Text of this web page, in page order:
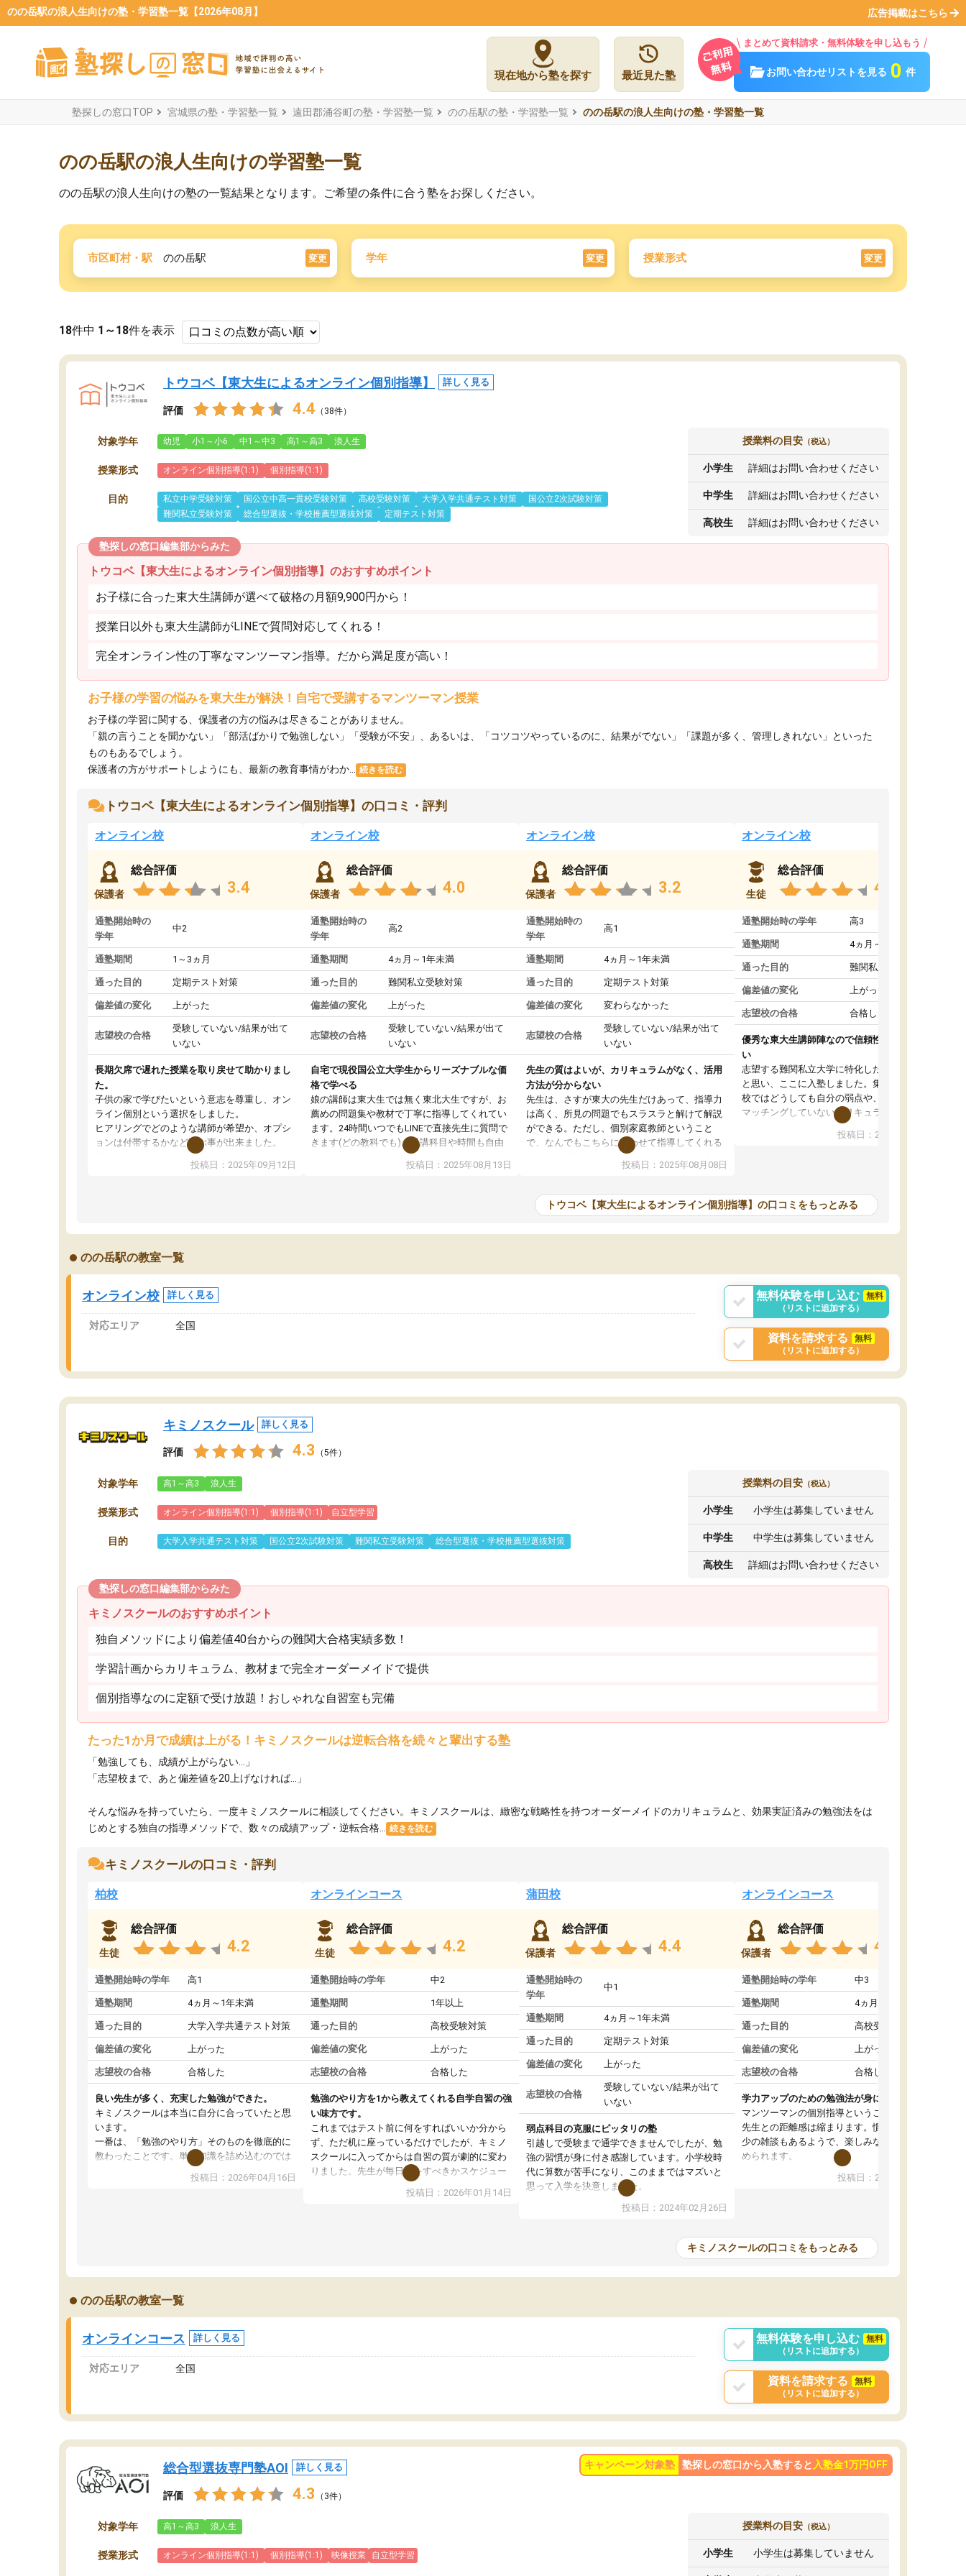
のの岳駅の浪人生向けの塾・学習塾一覧【2026年08月】 広告掲載はこちら
現在地から塾を探す 最近見た塾
まとめて資料請求・無料体験を申し込もう
お問い合わせリストを見る 0 件
塾探しの窓口TOP 宮城県の塾・学習塾一覧 遠田郡涌谷町の塾・学習塾一覧 のの岳駅の塾・学習塾一覧 のの岳駅の浪人生向けの塾・学習塾一覧
のの岳駅の浪人生向けの学習塾一覧
のの岳駅の浪人生向けの塾の一覧結果となります。ご希望の条件に合う塾をお探しください。
市区町村・駅 のの岳駅 変更 学年 変更 授業形式 変更
18件中 1～18件を表示
トウコベ【東大生によるオンライン個別指導】 詳しく見る
評価 4.4 （38件）
対象学年 幼児 小1～小6 中1～中3 高1～高3 浪人生
授業形式 オンライン個別指導(1:1) 個別指導(1:1)
目的 私立中学受験対策 国公立中高一貫校受験対策 高校受験対策 大学入学共通テスト対策
国公立2次試験対策
難関私立受験対策
総合型選抜・学校推薦型選抜対策 定期テスト対策
授業料の目安 （税込）
小学生 詳細はお問い合わせください
中学生 詳細はお問い合わせください
高校生 詳細はお問い合わせください
塾探しの窓口編集部からみた
トウコベ【東大生によるオンライン個別指導】のおすすめポイント
お子様に合った東大生講師が選べて破格の月額9,900円から！
授業日以外も東大生講師がLINEで質問対応してくれる！
完全オンライン性の丁寧なマンツーマン指導。だから満足度が高い！
お子様の学習の悩みを東大生が解決！自宅で受講するマンツーマン授業
お子様の学習に関する、保護者の方の悩みは尽きることがありません。
「親の言うことを聞かない」「部活ばかりで勉強しない」「受験が不安」、あるいは、「コツコツやっているのに、結果がでない」「課題が多く、管理しきれない」といった
ものもあるでしょう。
保護者の方がサポートしようにも、最新の教育事情がわか...
続きを読む
トウコベ【東大生によるオンライン個別指導】の口コミ・評判
オンライン校
保護者
総合評価
3.4
通塾開始時の
学年
中2
通塾期間 1～3ヵ月
通った目的 定期テスト対策
偏差値の変化 上がった
志望校の合格
受験していない/結果が出て
いない
長期欠席で遅れた授業を取り戻せて助かりまし
た。
子供の家で学びたいという意志を尊重し、オン
ライン個別という選択をしました。
ヒアリングでどのような講師が希望か、オプシ
ョンは付帯するかなど選ぶ事が出来ました。
講師とのマッチング後講師との初回ミーティン
グを行い、その講師で良いか他の講師を希望す
オンラインツールを使用した単語帳の共有があ
り宿題もそちらで出される形でした。
2ヶ月で担当講師の方がお辞めになると言う事で
講師変更の申し出があり、あまりに短期での変
更だった為、塾に通う事にして退会しました。
遅れも取り戻せ、授業内容や講師の方は良かっ
投稿日：2025年09月12日
オンライン校
保護者
総合評価
4.0
通塾開始時の
学年
高2
通塾期間 4ヵ月～1年未満
通った目的 難関私立受験対策
偏差値の変化 上がった
志望校の合格
受験していない/結果が出て
いない
自宅で現役国公立大学生からリーズナブルな価
格で学べる
娘の講師は東大生では無く東北大生ですが、お
薦めの問題集や教材で丁寧に指導してくれてい
ます。24時間いつでもLINEで直接先生に質問で
きます(どの教科でも)。受講科目や時間も自由
に決めれるので、個人に合った勉強ができると
思います。カリキュラム相談みたいなのがあり
ます。講師も合わなければチェンジできます
投稿日：2025年08月13日
オンライン校
保護者
総合評価
3.2
通塾開始時の
学年
高1
通塾期間 4ヵ月～1年未満
通った目的 定期テスト対策
偏差値の変化 変わらなかった
志望校の合格
受験していない/結果が出て
いない
先生の質はよいが、カリキュラムがなく、活用
方法が分からない
先生は、さすが東大の先生だけあって、指導力
は高く、所見の問題でもスラスラと解けて解説
ができる。ただし、個別家庭教師ということ
で、なんでもこちらに合わせて指導してくれる
のだが、具体的なカリキュラムがない。当方
は、授業の先取り学習をするため、学校の教科
いただいたが、1時間の時間を使って進められる
範囲は限られており、それであれば自学自習で
なく、上手い活用の仕方が分からず辞めること
投稿日：2025年08月08日
オンライン校
生徒
総合評価
4.4
通塾開始時の学年 高3
通塾期間 4ヵ月～1年未満
通った目的 難関私立受験対策
偏差値の変化 上がった
志望校の合格 合格した
優秀な東大生講師陣なので信頼性や安心感が高
い
志望する難関私立大学に特化した準備をしたい
と思い、ここに入塾しました。集団指導の予備
校ではどうしても自分の弱点や、志望校対策に
マッチングしていないカリキュラムに不安を感
また受験のノウハウを蓄積している優秀な東大
ツーマン指導によって、自分の志望校にふさわ
しいオリジナルのカリキュラムを提案してくれ
と感じました。
投稿日：2024年02月19日
トウコベ【東大生によるオンライン個別指導】の口コミをもっとみる
のの岳駅の教室一覧
オンライン校 詳しく見る
対応エリア 全国
無料体験を申し込む
無料
（リストに追加する）
資料を請求する
無料
（リストに追加する）
キミノスクール 詳しく見る
評価 4.3 （5件）
対象学年 高1～高3 浪人生
授業形式 オンライン個別指導(1:1) 個別指導(1:1) 自立型学習
目的 大学入学共通テスト対策 国公立2次試験対策 難関私立受験対策 総合型選抜・学校推薦型選抜対策
授業料の目安 （税込）
小学生 小学生は募集していません
中学生 中学生は募集していません
高校生 詳細はお問い合わせください
塾探しの窓口編集部からみた
キミノスクールのおすすめポイント
独自メソッドにより偏差値40台からの難関大合格実績多数！
学習計画からカリキュラム、教材まで完全オーダーメイドで提供
個別指導なのに定額で受け放題！おしゃれな自習室も完備
たった1か月で成績は上がる！キミノスクールは逆転合格を続々と輩出する塾
「勉強しても、成績が上がらない…」
「志望校まで、あと偏差値を20上げなければ…」
そんな悩みを持っていたら、一度キミノスクールに相談してください。キミノスクールは、緻密な戦略性を持つオーダーメイドのカリキュラムと、効果実証済みの勉強法をは
じめとする独自の指導メソッドで、数々の成績アップ・逆転合格...
続きを読む
キミノスクールの口コミ・評判
柏校
生徒
総合評価
4.2
通塾開始時の学年 高1
通塾期間 4ヵ月～1年未満
通った目的 大学入学共通テスト対策
偏差値の変化 上がった
志望校の合格 合格した
良い先生が多く、充実した勉強ができた。
キミノスクールは本当に自分に合っていたと思
います。
一番は、「勉強のやり方」そのものを徹底的に
教わったことです。単に知識を詰め込むのでは
なく、自学自習の習慣が身につくよう並走して
くれるので、通塾日以外も机に向かうのが苦で
投稿日：2026年04月16日
オンラインコース
生徒
総合評価
4.2
通塾開始時の学年 中2
通塾期間 1年以上
通った目的 高校受験対策
偏差値の変化 上がった
志望校の合格 合格した
勉強のやり方を1から教えてくれる自学自習の強
い味方です。
これまではテスト前に何をすればいいか分から
ず、ただ机に座っているだけでしたが、キミノ
スクールに入ってからは自習の質が劇的に変わ
りました。先生が毎日何をすべきかスケジュー
ルを明確にしてくれるので、自分が迷わずに学
習に取り組めるようになったのが一番の収穫で
投稿日：2026年01月14日
蒲田校
保護者
総合評価
4.4
通塾開始時の
学年
中1
通塾期間 4ヵ月～1年未満
通った目的 定期テスト対策
偏差値の変化 上がった
志望校の合格
受験していない/結果が出て
いない
弱点科目の克服にピッタリの塾
引越しで受験まで通学できませんでしたが、勉
強の習慣が身に付き感謝しています。小学校時
代に算数が苦手になり、このままではマズいと
思って入学を決意しました。
まず、マンツーマン指導なので、小学校時代の
基礎からスタートして頂いたのが大きかったで
ていけるようになったし、苦手科目の意識もな
重要性を再認識しました。学べばできるように
投稿日：2024年02月26日
オンラインコース
保護者
総合評価
4.6
通塾開始時の学年 中3
通塾期間 4ヵ月～1年未満
通った目的 高校受験対策
偏差値の変化 上がった
志望校の合格 合格した
学力アップのための勉強法が身につく
マンツーマンの個別指導ということもあって、
先生との距離感は縮まります。慣れてくれば多
少の雑談もあるようで、楽しみながら学習を進
められます。
単に学力アップを目指した詰め込み授業ではな
く、勉強の進め方もアドバイスしてくれます。
初めはモチベーションの維持が難しかったよう
です。ただ、授業内容が楽しかったせいか、自
投稿日：2024年01月08日
キミノスクールの口コミをもっとみる
のの岳駅の教室一覧
オンラインコース 詳しく見る
対応エリア 全国
無料体験を申し込む
無料
（リストに追加する）
資料を請求する
無料
（リストに追加する）
キャンペーン対象塾 塾探しの窓口から入塾すると 入塾金1万円OFF
総合型選抜専門塾AOI 詳しく見る
評価 4.3 （3件）
対象学年 高1～高3 浪人生
授業形式 オンライン個別指導(1:1) 個別指導(1:1) 映像授業 自立型学習
授業料の目安 （税込）
小学生 小学生は募集していません